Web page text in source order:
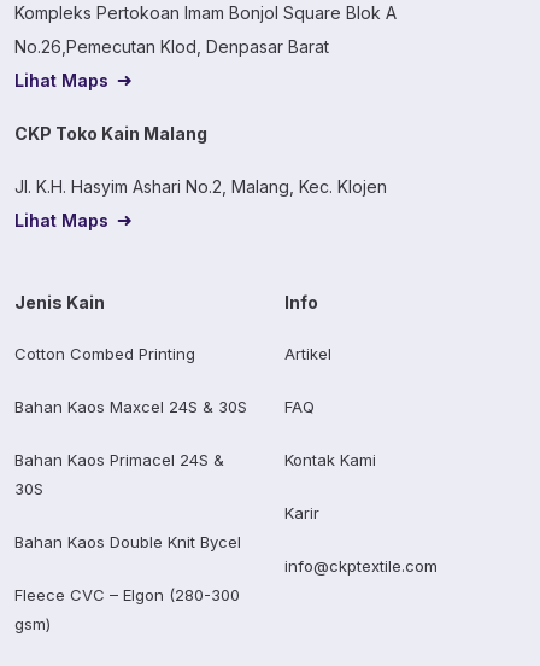
Kompleks Pertokoan Imam Bonjol Square Blok A
No.26,Pemecutan Klod, Denpasar Barat
Lihat Maps
CKP Toko Kain Malang
Jl. K.H. Hasyim Ashari No.2, Malang, Kec. Klojen
Lihat Maps
Jenis Kain
Cotton Combed Printing
Bahan Kaos Maxcel 24S & 30S
Bahan Kaos Primacel 24S &
30S
Bahan Kaos Double Knit Bycel
Fleece CVC – Elgon (280-300
gsm)
Info
Artikel
FAQ
Kontak Kami
Karir
info@ckptextile.com